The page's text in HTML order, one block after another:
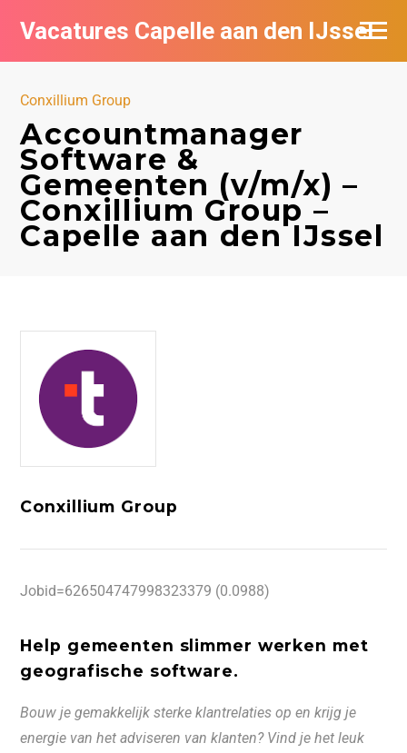
Vacatures Capelle aan den IJssel
Conxillium Group
Accountmanager
Software &
Gemeenten (v/m/x) –
Conxillium Group –
Capelle aan den IJssel
Conxillium Group
Jobid=626504747998323379 (0.0988)
Help gemeenten slimmer werken met
geografische software.
Bouw je gemakkelijk sterke klantrelaties op en krijg je
energie van het adviseren van klanten? Vind je het leuk